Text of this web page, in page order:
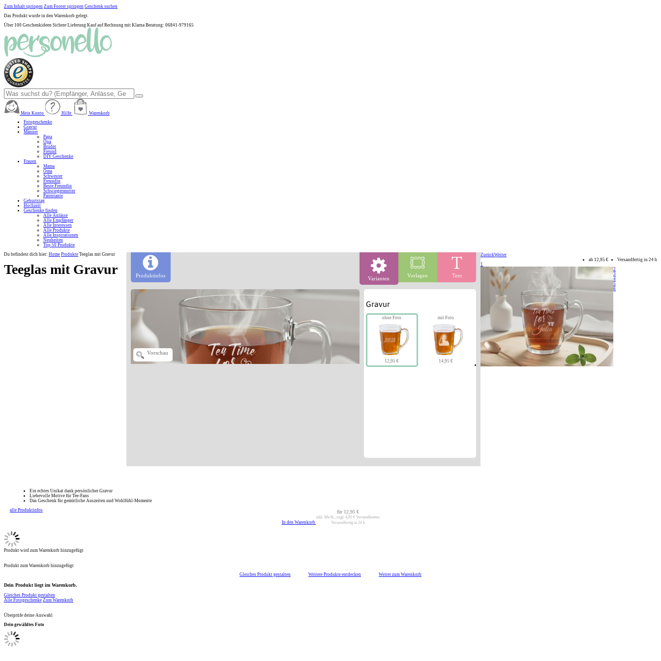
Zum Inhalt springen Zum Footer springen Geschenk suchen
Das Produkt wurde in den Warenkorb gelegt.
Über 100 Geschenkideen Sichere Lieferung Kauf auf Rechnung mit Klarna Beratung: 06841-979165
Mein Konto Hilfe
Warenkorb
Fotogeschenke
Gravur
Männer
Papa
Opa
Bruder
Freund
DIY Geschenke
Frauen
Mama
Oma
Schwester
Freundin
Beste Freundin
Schwiegermutter
Patentante
Geburtstag
Hochzeit
Geschenke finden
Alle Anlässe
Alle Empfänger
Alle Interessen
Alle Produkte
Alle Inspirationen
Neuheiten
Top 50 Produkte
Du befindest dich hier: Home Produkte Teeglas mit Gravur
Teeglas mit Gravur
ab 12,95 € Versandfertig in 24 h
Produktinfos Varianten Vorlagen Text
Vorschau
Gravur
ohne Foto
12,95 €
mit Foto
14,95 €
ZurückWeiter
1
2
3
4
5
6
Ein echtes Unikat dank persönlicher Gravur
Liebevolle Motive für Tee-Fans
Das Geschenk für gemütliche Auszeiten und Wohlfühl-Momente
alle Produktinfos
In den Warenkorb
für 12,95 €
inkl. MwSt., zzgl. 4,95 €Versandkosten
Versandfertig in 24 h
Produkt wird zum Warenkorb hinzugefügt
Produkt zum Warenkorb hinzugefügt
Gleiches Produkt gestalten
Weitere Produkte entdecken Weiter zum Warenkorb
Dein Produkt liegt im Warenkorb.
Gleiches Produkt gestalten
Alle Fotogeschenke Zum Warenkorb
Überprüfe deine Auswahl
Dein gewähltes Foto